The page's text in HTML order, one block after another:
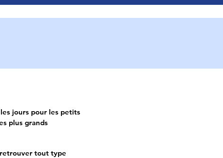
jours pour les petits
plus grands
tout type